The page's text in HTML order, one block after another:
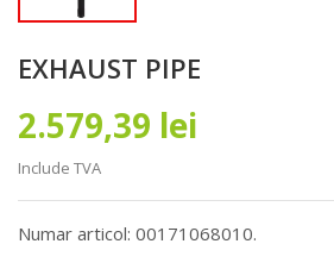
EXHAUST PIPE
2.579,39 lei
Include TVA
Numar articol: 00171068010.